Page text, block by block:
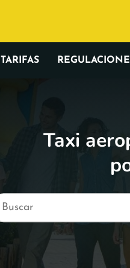
TARIFAS
Taxi